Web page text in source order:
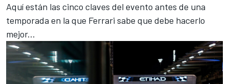
Aquí están las cinco claves del evento antes de una
temporada en la que Ferrari sabe que debe hacerlo
mejor...